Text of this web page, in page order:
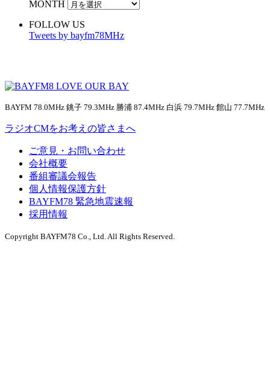
MONTH
FOLLOW US
Tweets by bayfm78MHz
BAYFM 78.0MHz 銚子 79.3MHz 勝浦 87.4MHz 白浜 79.7MHz 館山 77.7MHz
ラジオCMをお考えの皆さまへ
ご意見・お問い合わせ
会社概要
番組審議会報告
個人情報保護方針
BAYFM78 緊急地震速報
採用情報
Copyright BAYFM78 Co., Ltd. All Rights Reserved.